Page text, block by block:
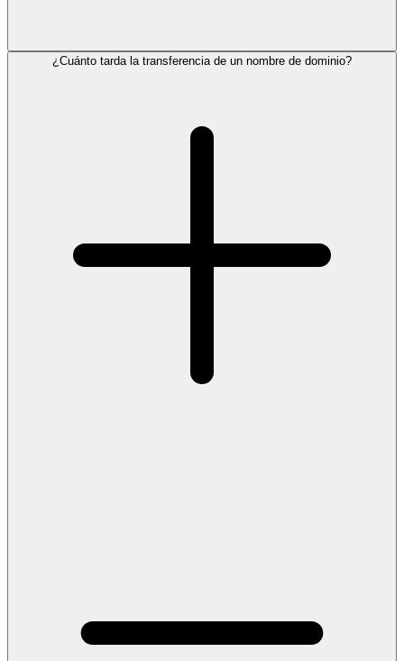
¿Cuánto tarda la transferencia de un nombre de dominio?